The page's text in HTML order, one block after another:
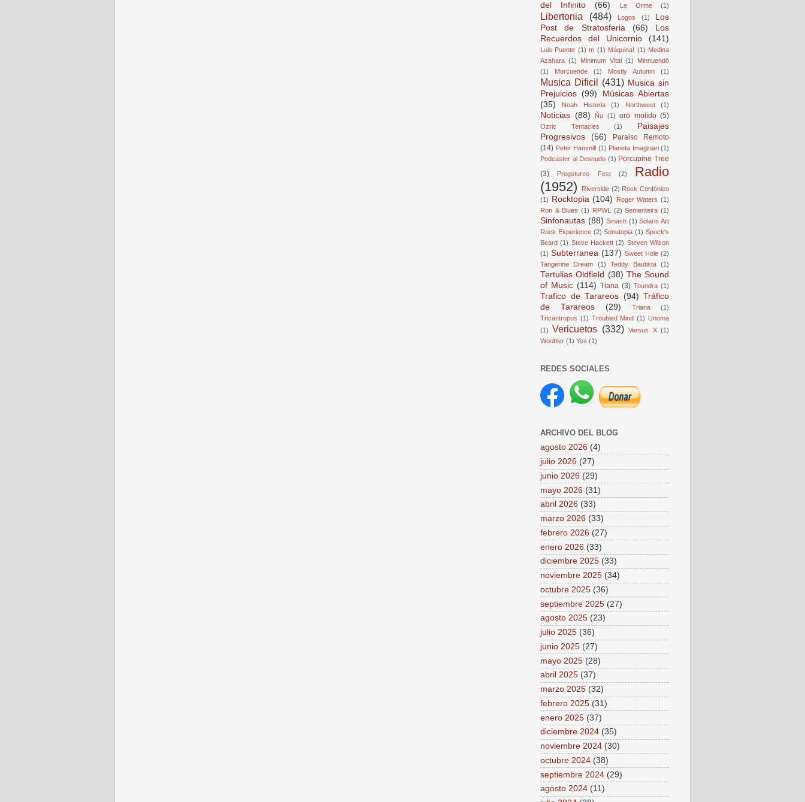
del Infinito
(66) Le Orme (1)
Libertonia (484) Logos (1)
Los
Post de Stratosferia
(66)
Los
Recuerdos del Unicornio
(141)
Luis Puente (1) m (1) Máquina! (1) Medina
Azahara (1) Minimum Vital (1)
Minnuendö
(1)
Morcuende (1) Mostly Autumn (1)
Musica Dificil (431) Musica sin
Prejuicios (99)
Músicas Abiertas
(35)
Noah Histeria (1) Northwest (1)
Noticias (88) Ñu (1) oro molido (5)
Ozric Tentacles (1)
Paisajes
Progresivos
(56)
Paraiso Remoto
(14) Peter Hammill (1) Planeta Imaginari (1)
Podcaster al Desnudo (1) Porcupine Tree
(3)
Progstureo Fest (2)
Radio
(1952)
Riverside (2) Rock Confónico
(1)
Rocktopia (104) Roger Waters (1)
Ron & Blues (1) RPWL (2) Sementeira (1)
Sinfonautas (88) Smash (1) Solaris Art
Rock Experience (2) Sonutopia (1) Spock's
Beard (1) Steve Hackett (2) Steven Wilson
(1) Subterranea (137) Sweet Hole (2)
Tangerine Dream
(1) Teddy Bautista (1)
Tertulias Oldfield (38) The Sound
of Music (114) Tiana (3) Toundra (1)
Trafico de Tarareos (94) Tráfico
de Tarareos
(29) Triana
(1)
Tricantropus (1) Troubled Mind (1) Unoma
(1)
Vericuetos (332) Versus X (1)
Woobler (1) Yes (1)
REDES SOCIALES
ARCHIVO DEL BLOG
agosto 2026 (4)
julio 2026 (27)
junio 2026 (29)
mayo 2026 (31)
abril 2026 (33)
marzo 2026 (33)
febrero 2026 (27)
enero 2026 (33)
diciembre 2025 (33)
noviembre 2025 (34)
octubre 2025 (36)
septiembre 2025 (27)
agosto 2025 (23)
julio 2025 (36)
junio 2025 (27)
mayo 2025 (28)
abril 2025 (37)
marzo 2025 (32)
febrero 2025 (31)
enero 2025 (37)
diciembre 2024 (35)
noviembre 2024 (30)
octubre 2024 (38)
septiembre 2024 (29)
agosto 2024 (11)